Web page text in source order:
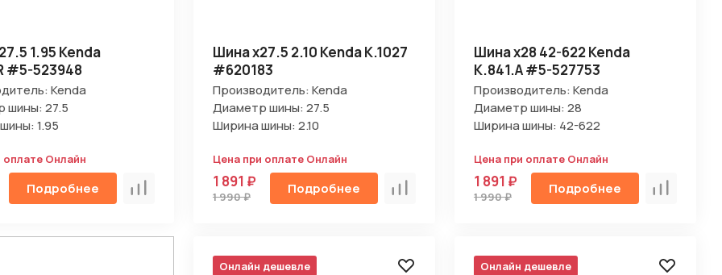
1.95 Kenda
#5-523948
Kenda
шины: 27.5
1.95
оплате Онлайн
Подробнее Сравнить
Шина х27.5 2.10 Kenda K.1027
#620183
Производитель: Kenda
Диаметр шины: 27.5
Ширина шины: 2.10
Цена при оплате Онлайн
1 891 ₽
1 990 ₽ Подробнее Сравнить
Шина х28 42-622 Kenda
K.841.А #5-527753
Производитель: Kenda
Диаметр шины: 28
Ширина шины: 42-622
Цена при оплате Онлайн
1 891 ₽
1 990 ₽ Подробнее Сравнить
Онлайн дешевле Онлайн дешевле